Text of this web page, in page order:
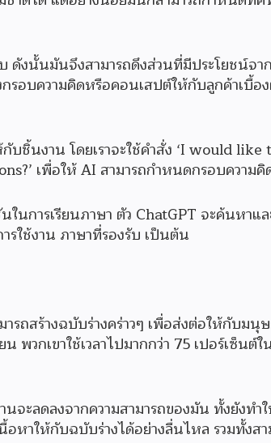
งนั้นมันจึงสามารถดึงส่วนที่มีประโยชน์จา
อบความคิดหรือคอนเสปต์ให้กับลูกค้าเบื้อ
บชิ้นงาน โดยเราจะใช้คำสั่ง ‘I would
เพื่อให้ AI สามารถกำหนดกรอบความคิ
นการเรียนภาษา ตัว ChatGPT จะค้นหาแ
รใช้งาน ภาษาที่รองรับ เป็นต้น
ถสร้างฉบับร่างคร่าวๆ เพื่อส่งต่อให้กับมนุ
วกเขาใช้เวลาไปมากกว่า 75 เปอร์เซ็นต์ใ
นจะลดลงจากความสามารถของมัน ทั้งยังท
อหาให้กับฉบับร่างได้อย่างลื่นไหล รวมทั้งส